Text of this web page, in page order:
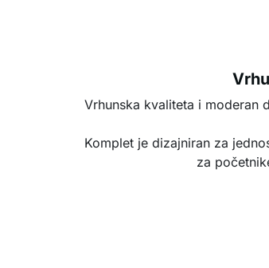
Vrhunska kvaliteta i moderan
Komplet je dizajniran za
za